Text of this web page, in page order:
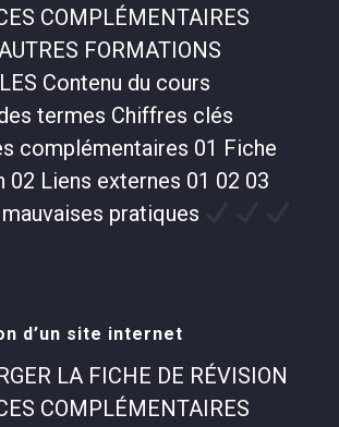
COMPLÉMENTAIRES
FORMATIONS
Contenu du cours
termes Chiffres clés
complémentaires 01 Fiche
02 Liens externes 01 02 03
pratiques
d’un site internet
LA FICHE DE RÉVISION
COMPLÉMENTAIRES